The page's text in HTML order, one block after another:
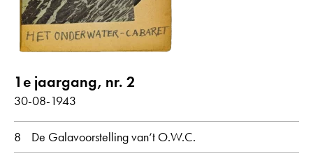
Gedichten met audiobijdrage
1e jaargang, nr. 2
30-08-1943
8 De Galavoorstelling van‘t O.W.C.